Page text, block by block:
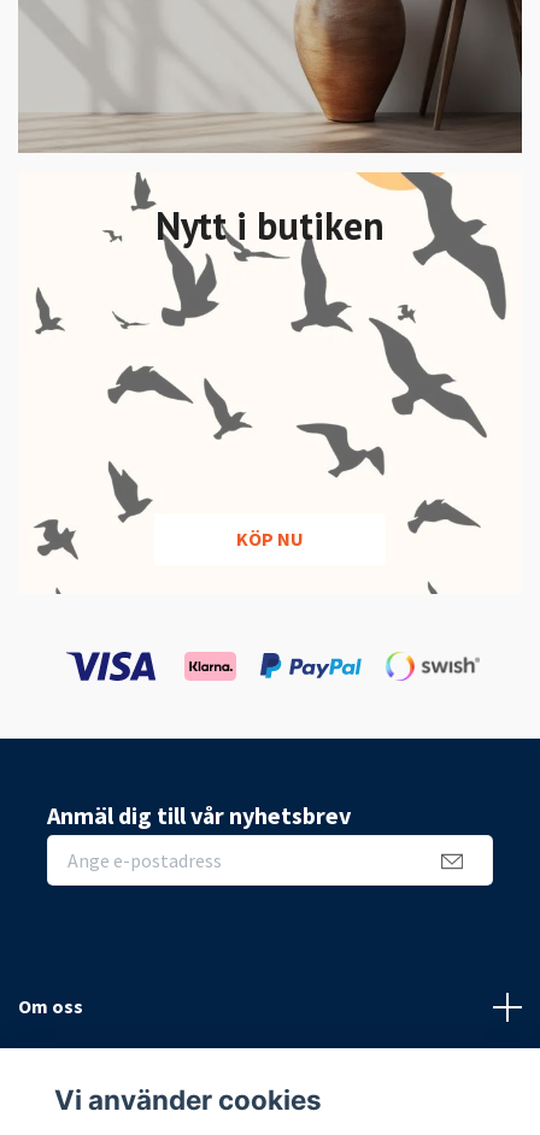
Nytt i butiken
KÖP NU
Anmäl dig till vår nyhetsbrev
Om oss
Vi använder cookies